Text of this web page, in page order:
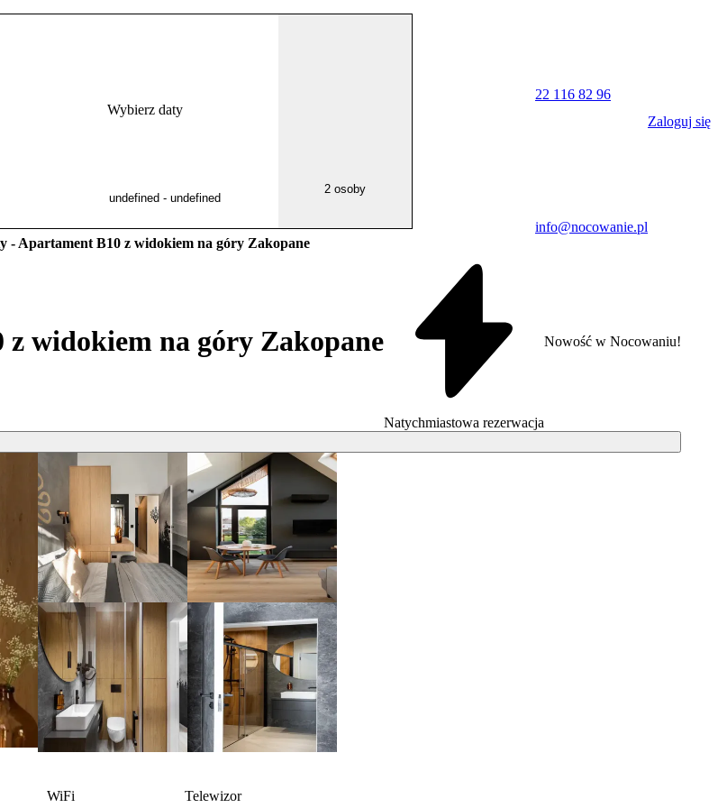
Wybierz daty
2 osoby
22 116 82 96
info@nocowanie.pl
Zaloguj się
- Apartament B10 z widokiem na góry Zakopane
widokiem na góry Zakopane
Natychmiastowa rezerwacja
Nowość w Nocowaniu!
WiFi Telewizor